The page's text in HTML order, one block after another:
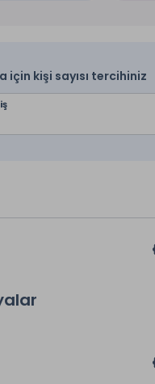
için kişi sayısı tercihiniz